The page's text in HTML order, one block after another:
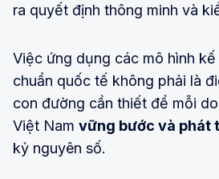
ra quyết định thông minh và
Việc ứng dụng các mô hình kế
chuẩn quốc tế không phải là
con đường cần thiết để mỗi
Việt Nam vững bước và phát
kỷ nguyên số.